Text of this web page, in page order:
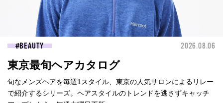
BEAUTY 2026.08.06
東京最旬ヘアカタログ
旬なメンズヘアを毎週1スタイル、東京の人気サロンによるリレー
で紹介するシリーズ。ヘアスタイルのトレンドを逃さずキャッチ